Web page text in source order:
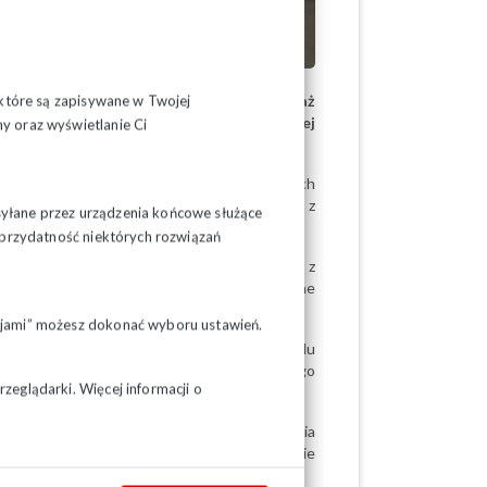
są zapisywane w Twojej
oraz wyświetlanie Ci
przez urządzenia końcowe służące
niektórych rozwiązań
możesz dokonać wyboru ustawień.
Więcej informacji o
dla wielu pracowników, ponieważ
to przede wszystkim pracy wykonywanej
działalności gospodarczej.
natomiast u pracodawców prywatnych
powiększyć swój staż pracy i skorzystać z
uprawnienia pracownicze wynikające z
Nowe przepisy mają więc szczególne
na etacie.
uzyskać specjalne zaświadczenie z Zakładu
podstawę dla pracodawcy do ponownego
formularz przeznaczony do potwierdzania
ZUS), a cała korespondencja w tej sprawie
systemie.